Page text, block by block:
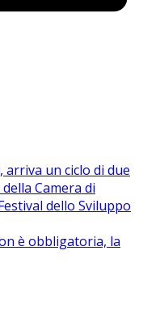
arriva un ciclo di due
Camera di
dello Sviluppo
è obbligatoria, la